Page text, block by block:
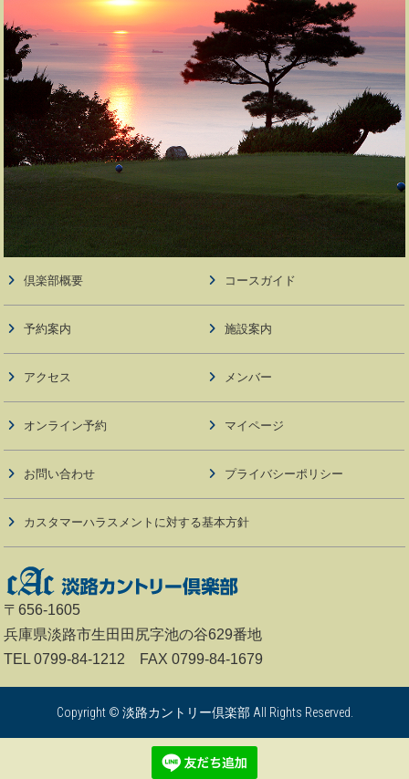
倶楽部概要 コースガイド
予約案内 施設案内
アクセス メンバー
オンライン予約 マイページ
お問い合わせ プライバシーポリシー
カスタマーハラスメントに対する基本方針
〒656-1605
兵庫県淡路市生田田尻字池の谷629番地
TEL 0799-84-1212 FAX 0799-84-1679
Copyright © 淡路カントリー倶楽部 All Rights Reserved.